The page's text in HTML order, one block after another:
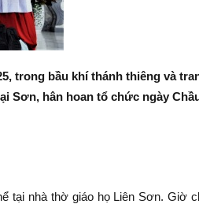
trong bầu khí thánh thiêng và
Sơn, hân hoan tổ chức ngày
tại nhà thờ giáo họ Liên Sơn. Giờ